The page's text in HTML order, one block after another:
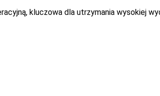
kluczowa dla utrzymania wysokiej